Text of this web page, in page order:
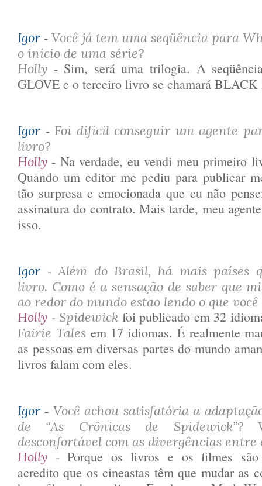
Igor - Você já tem uma seqüência para
o início de uma série?
Holly - Sim, será uma trilogia. A
GLOVE e o terceiro livro se chamará
Igor - Foi difícil conseguir um agente
livro?
Holly - Na verdade, eu vendi meu primeiro
Quando um editor me pediu para publicar
tão surpresa e emocionada que eu não
assinatura do contrato. Mais tarde, meu
isso.
Igor -Além do Brasil, há mais países
livro. Como é a sensação de saber que
ao redor do mundo estão lendo o que você
Holly - Spidewick foi publicado em 32
Fairie Talesem 17 idiomas. É realmente
as pessoas em diversas partes do mundo
livros falam com eles.
Igor - Você achou satisfatória a
de “As Crônicas de Spidewick”?
desconfortável com as divergências
Holly - Porque os livros e os filmes são
acredito que os cineastas têm que mudar as